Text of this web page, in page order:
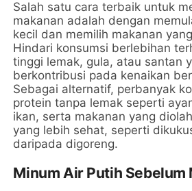
Salah satu cara terbaik untuk
makanan adalah dengan
kecil dan memilih makanan
Hindari konsumsi berlebihan
tinggi lemak, gula, atau santan
berkontribusi pada kenaikan
Sebagai alternatif, perbanyak
protein tanpa lemak seperti
ikan, serta makanan yang
yang lebih sehat, seperti
daripada digoreng.
Minum Air Putih Sebelum